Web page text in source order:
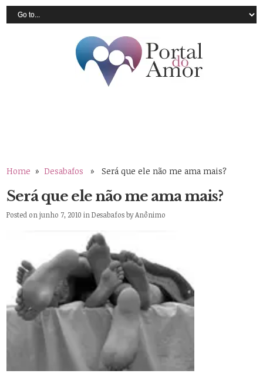
Home » Desabafos » Será que ele não me ama mais?
Será que ele não me ama mais?
Posted on junho 7, 2010 inDesabafosbyAnônimo